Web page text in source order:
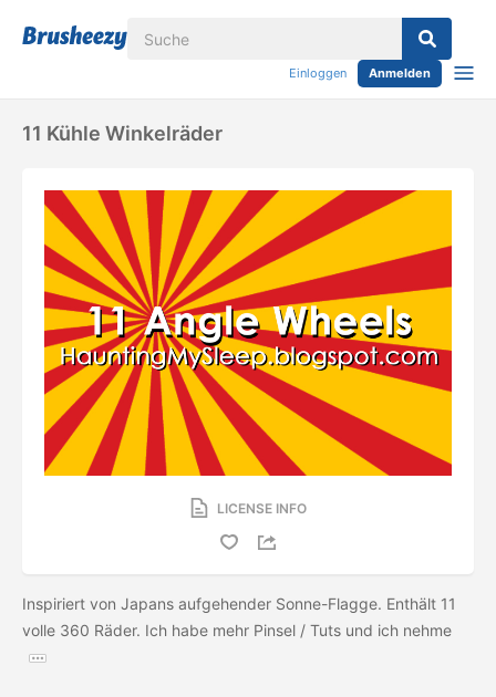
Einloggen Anmelden
11 Kühle Winkelräder
LICENSE INFO
Inspiriert von Japans aufgehender Sonne-Flagge. Enthält 11
volle 360 ​​Räder. Ich habe mehr Pinsel / Tuts und ich nehme